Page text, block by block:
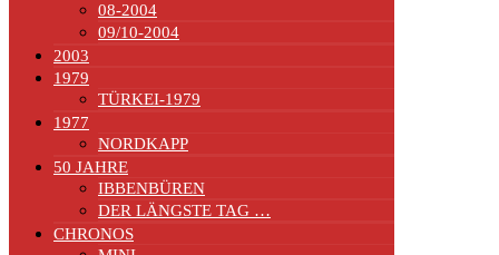
08-2004
09/10-2004
2003
1979
TÜRKEI-1979
1977
NORDKAPP
50 JAHRE
IBBENBÜREN
DER LÄNGSTE TAG …
CHRONOS